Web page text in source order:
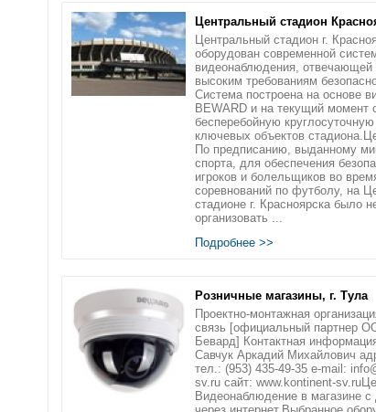
Центральный стадион
Центральный стадион г.
оборудован современной
видеонаблюдения,
высоким требованиям
Система построена на основе
BEWARD и на текущий момент
бесперебойную
ключевых объектов
По предписанию, выданному
спорта, для обеспечения
игроков и болельщиков во
соревнований по футболу, на
стадионе г. Красноярска было
организовать ...
Подробнее >>
Розничные магазины, г. Тула
Проектно-монтажная
связь [официальный партнер
Бевард] Контактная
Савчук Аркадий Михайлович
тел.: (953) 435-49-35 e-mail:
sv.ru сайт: www.kontinent-
Видеонаблюдение в магазине с